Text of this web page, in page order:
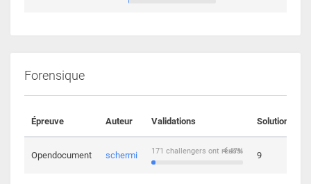
Forensique
Épreuve Auteur Validations Solutions
Opendocument schermi 4.47%
171 challengers ont réussi 9